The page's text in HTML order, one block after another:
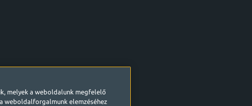
melyek a weboldalunk megfelelő
weboldalforgalmunk elemzéséhez